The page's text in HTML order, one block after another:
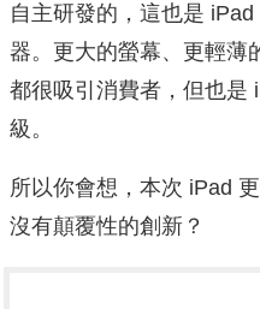
自主研發的，這也是
器。更大的螢幕、更輕薄
都很吸引消費者，但也是
級。
所以你會想，本次 iPad
沒有顛覆性的創新？